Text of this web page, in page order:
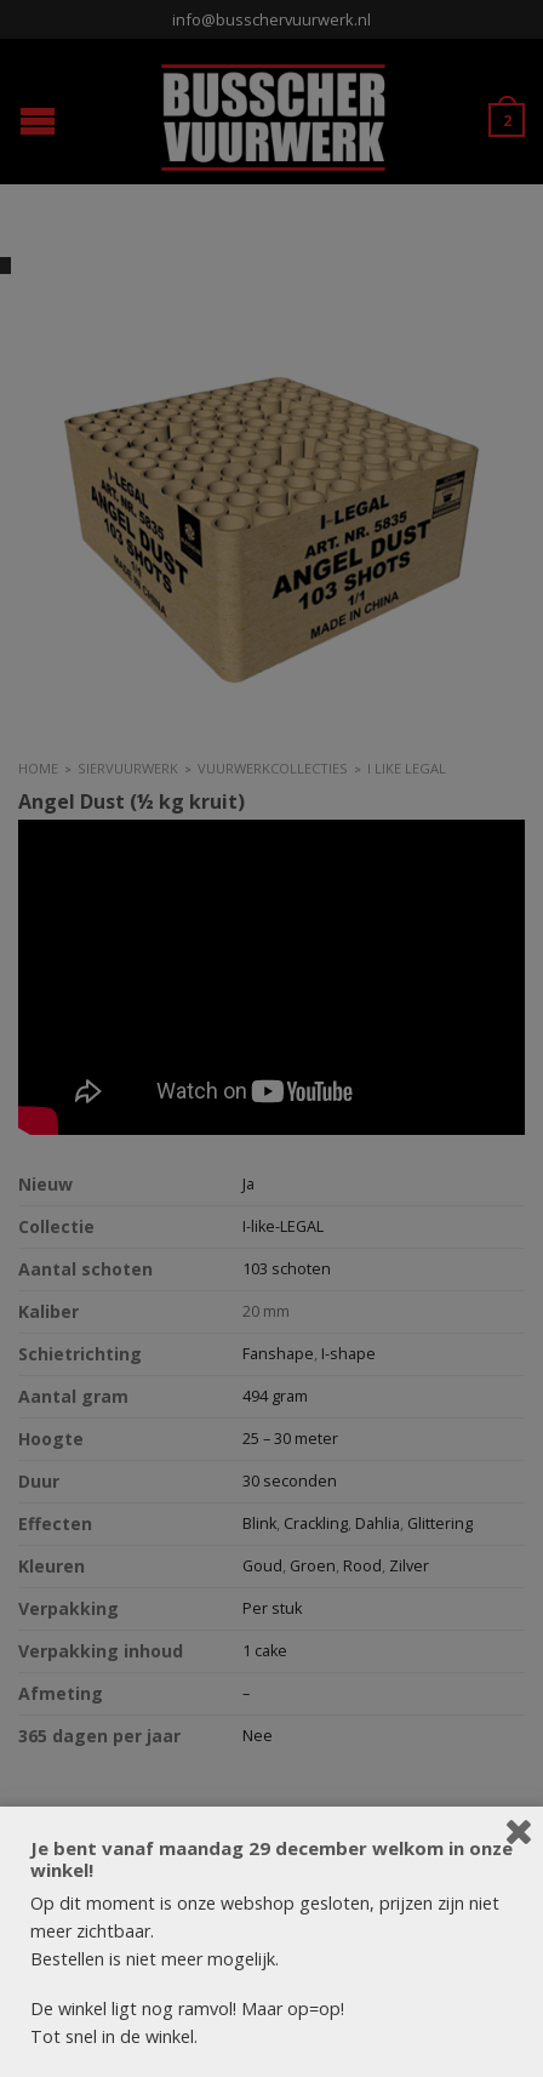
info@busschervuurwerk.nl
2
HOME > SIERVUURWERK > VUURWERKCOLLECTIES > I LIKE LEGAL
Angel Dust (½ kg kruit)
Nieuw Ja
Collectie I-like-LEGAL
Aantal schoten 103 schoten
Kaliber 20 mm
Schietrichting Fanshape, I-shape
Aantal gram 494 gram
Hoogte 25 – 30 meter
Duur 30 seconden
Effecten Blink, Crackling, Dahlia, Glittering
Kleuren Goud, Groen, Rood, Zilver
Verpakking Per stuk
Verpakking inhoud 1 cake
Afmeting –
365 dagen per jaar Nee
BESCHRIJVING BEOORDELINGEN (0)
Dit is de Angel Dust uit de I Like Legal Collectie.
Deze indrukwekkende cake uit de I Like Legal collectie biedt
103 schoten met een kruitgewicht van 494 gram. De effecten
Je bent vanaf maandag 29 december welkom in onze
winkel!
Op dit moment is onze webshop gesloten, prijzen zijn niet
meer zichtbaar.
Bestellen is niet meer mogelijk.
De winkel ligt nog ramvol! Maar op=op!
Tot snel in de winkel.